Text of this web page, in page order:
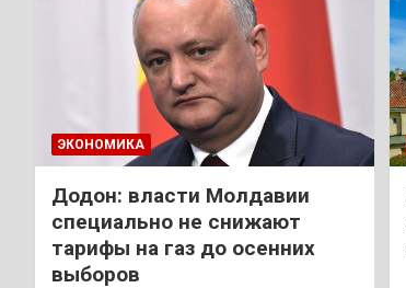
ЭКОНОМИКА
Додон: власти Молдавии
специально не снижают
тарифы на газ до осенних
выборов